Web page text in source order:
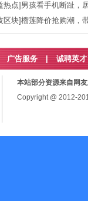
热点] 男孩看手机断趾，
区块]榴莲降价抢购潮，
广告服务 | 诚聘英才
本站部分资源来自网
Copyright @ 2012-